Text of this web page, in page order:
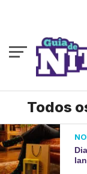
Todos